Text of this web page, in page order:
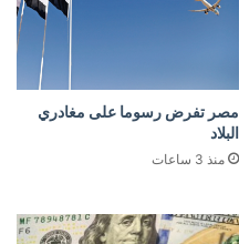
مصر تفرض رسوما على مغادري
البلاد
منذ 3 ساعات